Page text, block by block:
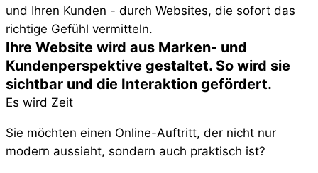
und Ihren Kunden - durch Websites, die sofort das
richtige Gefühl vermitteln.
Ihre Website wird aus Marken- und
Kundenperspektive gestaltet. So wird sie
sichtbar und die Interaktion gefördert.
Es wird Zeit
Sie möchten einen Online-Auftritt, der nicht nur
modern aussieht, sondern auch praktisch ist?